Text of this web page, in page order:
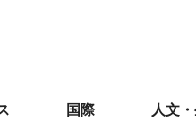
国際 人文